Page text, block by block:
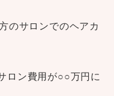
のサロンでのヘアカ
ロン費用が○○万円に